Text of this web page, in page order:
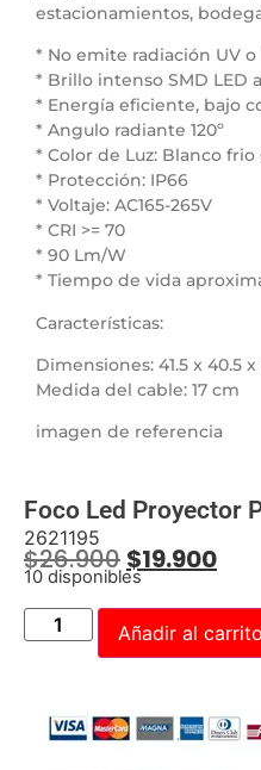
estacionamientos,
* No emite radiación UV o
* Brillo intenso SMD LED
* Energía eficiente, bajo
* Angulo radiante 120º
* Color de Luz: Blanco frio
* Protección: IP66
* Voltaje: AC165-265V
* CRI >= 70
* 90 Lm/W
* Tiempo de vida
Características:
Dimensiones: 41.5 x 40.5
Medida del cable: 17 cm
imagen de referencia
Foco Led Proyector
2621195
$26.900 $19.900
10 disponibles
Añadir al carrito